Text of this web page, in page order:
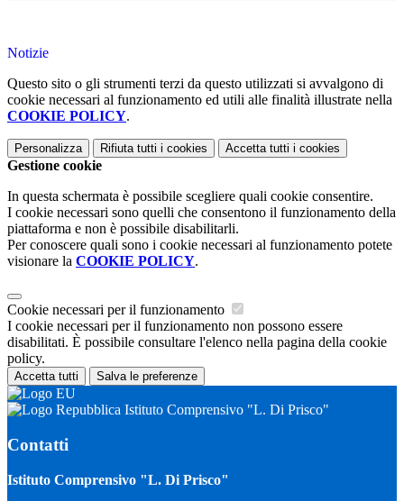
Notizie
Questo sito o gli strumenti terzi da questo utilizzati si avvalgono di
cookie necessari al funzionamento ed utili alle finalità illustrate nella
COOKIE POLICY.
Personalizza Rifiuta tutti i cookies Accetta tutti i cookies
Gestione cookie
In questa schermata è possibile scegliere quali cookie consentire.
I cookie necessari sono quelli che consentono il funzionamento della
piattaforma e non è possibile disabilitarli.
Per conoscere quali sono i cookie necessari al funzionamento potete
visionare la COOKIE POLICY.
Cookie necessari per il funzionamento
I cookie necessari per il funzionamento non possono essere
disabilitati. È possibile consultare l'elenco nella pagina della cookie
policy.
Accetta tutti Salva le preferenze
Istituto Comprensivo "L. Di Prisco"
Contatti
Istituto Comprensivo "L. Di Prisco"